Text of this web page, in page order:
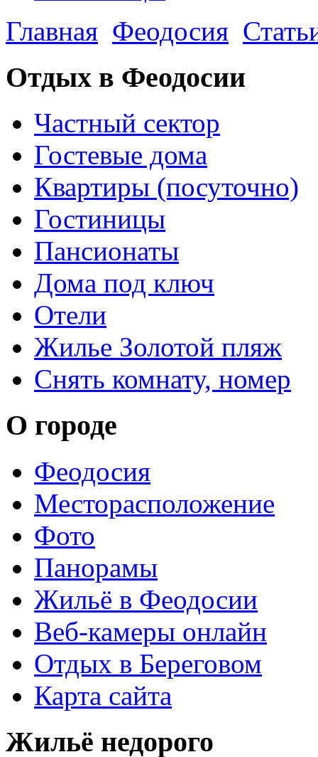
Главная Феодосия
Отдых в Феодосии
Частный сектор
Гостевые дома
Квартиры (посуточно)
Гостиницы
Пансионаты
Дома под ключ
Отели
Жилье Золотой пляж
Снять комнату, номер
О городе
Феодосия
Месторасположение
Фото
Панорамы
Жильё в Феодосии
Веб-камеры онлайн
Отдых в Береговом
Карта сайта
Жильё недорого